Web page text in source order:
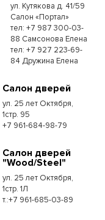
ул. Кутякова д. 41/59
Салон «Портал»
тел: +7 987 300-03-
88 Самсонова Елена
тел: +7 927 223-69-
84 Дружина Елена
Салон дверей
ул. 25 лет Октября,
1стр. 95
+7 961-684-98-79
Салон дверей
"Wood/Steel"
ул. 25 лет Октября,
1стр. 1Л
т.:+7 961-685-03-89